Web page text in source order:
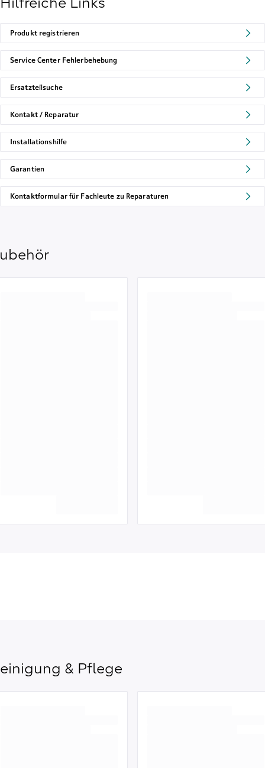
Hilfreiche Links
Produkt registrieren
Service Center Fehlerbehebung
Ersatzteilsuche
Kontakt / Reparatur
Installationshilfe
Garantien
Kontaktformular für Fachleute zu Reparaturen
& Pflege